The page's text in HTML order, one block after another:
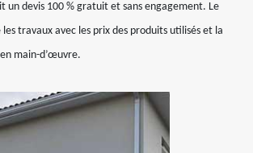
un devis 100 % gratuit et sans engagement. Le
travaux avec les prix des produits utilisés et la
main-d’œuvre.